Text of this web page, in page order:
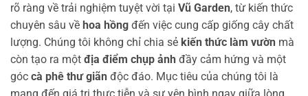
rõ ràng về trải nghiệm tuyệt vời tại Vũ Garden, từ kiến thức
chuyên sâu về hoa hồng đến việc cung cấp giống cây chất
lượng. Chúng tôi không chỉ chia sẻ kiến thức làm vườn mà
còn tạo ra một địa điểm chụp ảnh đầy cảm hứng và một
góc cà phê thư giãn độc đáo. Mục tiêu của chúng tôi là
mang đến giá trị thực tiễn và sự yên bình ngay giữa lòng